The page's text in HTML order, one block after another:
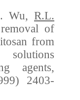
Wu, R.L.
of
from
agents,
2403-